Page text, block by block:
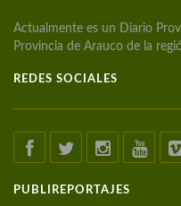
Actualmente es un Diario
Provincia de Arauco de la
REDES SOCIALES
PUBLIREPORTAJES